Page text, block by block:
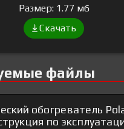
Размер: 1.77 мб
Скачать
файлы
обогреватель
по